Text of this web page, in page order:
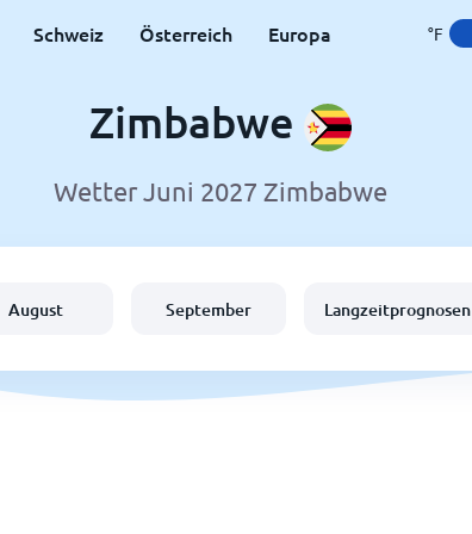
Schweiz Österreich Europa °F
Zimbabwe
Wetter Juni 2027 Zimbabwe
August September Langzeitprognosen